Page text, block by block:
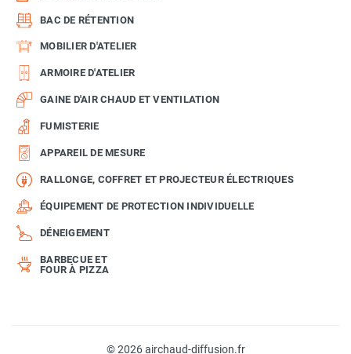
BAC DE RÉTENTION
MOBILIER D'ATELIER
ARMOIRE D'ATELIER
GAINE D'AIR CHAUD ET VENTILATION
FUMISTERIE
APPAREIL DE MESURE
RALLONGE, COFFRET ET PROJECTEUR ÉLECTRIQUES
ÉQUIPEMENT DE PROTECTION INDIVIDUELLE
DÉNEIGEMENT
BARBECUE ET
FOUR À PIZZA
© 2026 airchaud-diffusion.fr